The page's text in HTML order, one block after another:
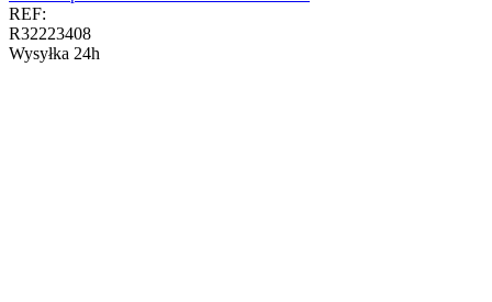
REF:
R32223408
Wysyłka 24h